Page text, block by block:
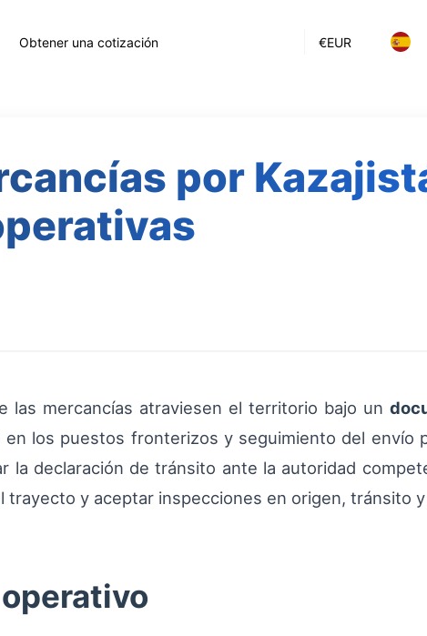
€EUR
Obtener una cotización
por
las mercancías atraviesen el territorio bajo un
los puestos fronterizos y seguimiento del envío
la declaración de tránsito ante la autoridad
y aceptar inspecciones en origen, tránsito